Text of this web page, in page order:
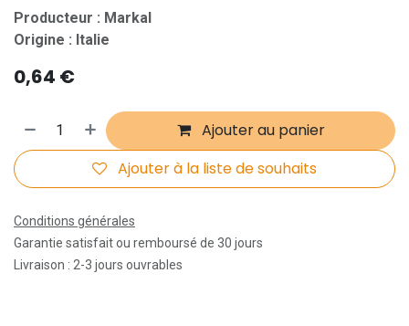
Producteur : Markal
Origine : Italie
0,64 €
Ajouter au panier
Ajouter à la liste de souhaits
Conditions générales
Garantie satisfait ou remboursé de 30 jours
Livraison : 2-3 jours ouvrables